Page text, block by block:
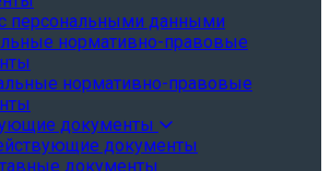
с персональными данными
нормативно-правовые
нормативно-правовые
документы
документы
документы